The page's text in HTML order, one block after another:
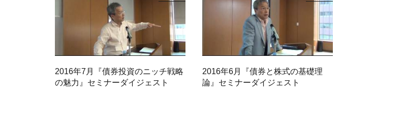
2016年7月『債券投資のニッチ戦略
の魅力』セミナーダイジェスト
2016年6月『債券と株式の基礎理
論』セミナーダイジェスト